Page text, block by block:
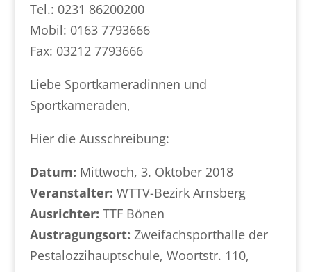
Tel.: 0231 86200200
Mobil: 0163 7793666
Fax: 03212 7793666
Liebe Sportkameradinnen und
Sportkameraden,
Hier die Ausschreibung:
Datum: Mittwoch, 3. Oktober 2018
Veranstalter: WTTV-Bezirk Arnsberg
Ausrichter: TTF Bönen
Austragungsort: Zweifachsporthalle der
Pestalozzihauptschule, Woortstr. 110,